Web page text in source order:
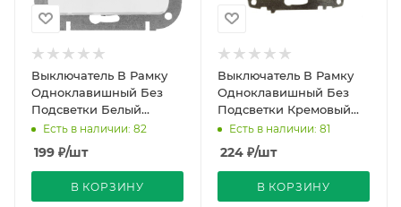
Выключатель В Рамку
Одноклавишный Без
Подсветки Белый
глянцевый IP20 10А
Есть в наличии: 82
199 ₽/шт
В КОРЗИНУ
Выключатель В Рамку
Одноклавишный Без
Подсветки Кремовый
IP20 10А 250В Zena Vega
Есть в наличии: 81
224 ₽/шт
В КОРЗИНУ